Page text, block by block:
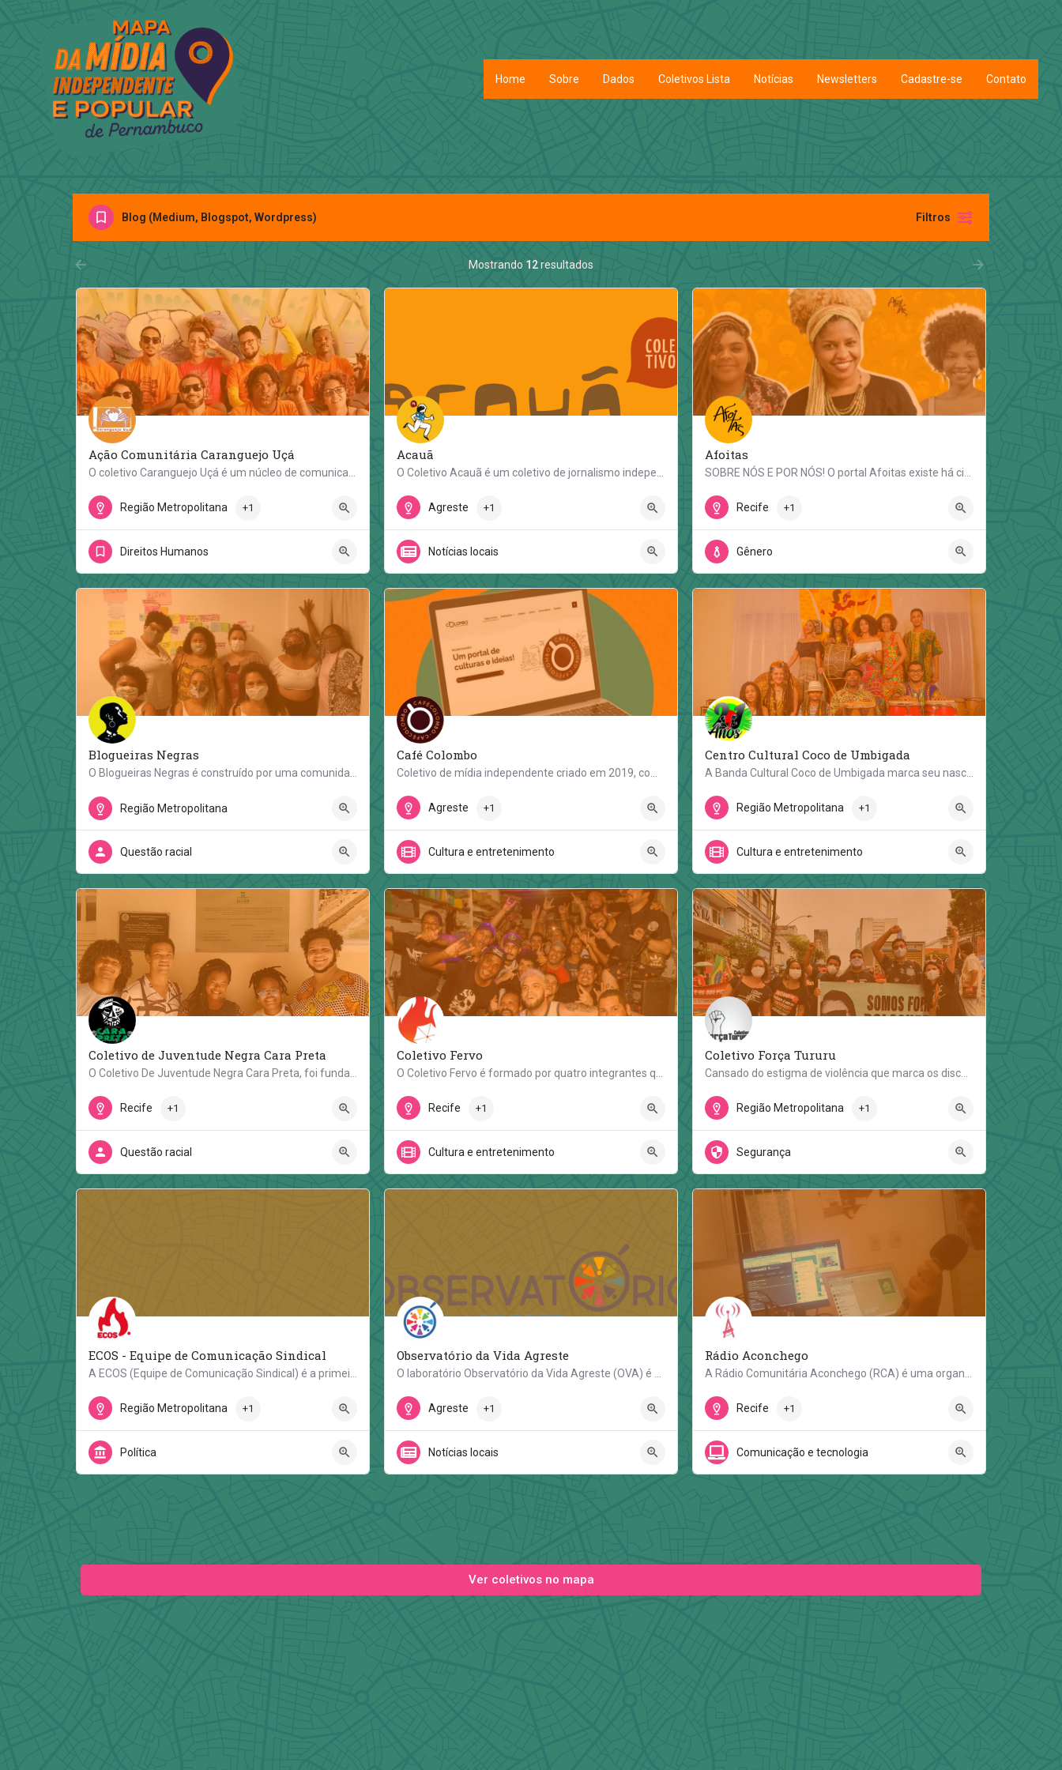
Home Sobre Dados Coletivos Lista Notícias Newsletters Cadastre-se Contato
Blog (Medium, Blogspot, Wordpress) Filtros
Mostrando 12resultados
Ação Comunitária Caranguejo Uçá
Rua São Geraldo
Região Metropolitana +1
Direitos Humanos
Acauã
Rua Don Vicente
Agreste +1
Notícias locais
Afoitas
Região Metropolitana do Recife
Recife +1
Gênero
Blogueiras Negras
Região Metropolitana do Recife
Região Metropolitana
Questão racial
Café Colombo
Rua Martins Afonso
Agreste +1
Cultura e entretenimento
Centro Cultural Coco de Umbigada
Rua João de Lima 42
Região Metropolitana +1
Cultura e entretenimento
Coletivo de Juventude Negra Cara Preta
Engenho do Meio
Recife +1
Questão racial
Coletivo Fervo
Rua campo alegre 227 Mangabeira
Recife +1
Cultura e entretenimento
Coletivo Força Tururu
Rua Sao João Evangelista
Região Metropolitana +1
Segurança
ECOS - Equipe de Comunicação Sindical
Rua Itacajá
Região Metropolitana +1
Política
Observatório da Vida Agreste
Av. Marielle Franco
Agreste +1
Notícias locais
Rádio Aconchego
Rua Lindolfo Color 65
Recife +1
Comunicação e tecnologia
Ver coletivos no mapa